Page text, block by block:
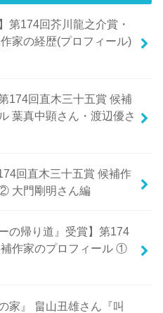
第174回芥川龍之介賞・
家の経歴(プロフィール)
174回直木三十五賞 候補
葉真中顕さん・渡辺優さ
回直木三十五賞 候補作
大門剛明さん編
の帰り道』受賞】第174
作家のプロフィール ①
家』 畠山丑雄さん『叫